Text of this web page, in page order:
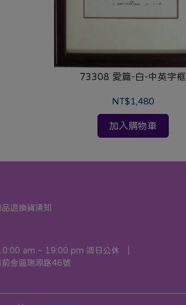
73308 愛篇-白-中英字框
NT$1,480
加入購物車
品退換貨須知
am ~ 19:00 pm 週日公休
金區瑞源路46號